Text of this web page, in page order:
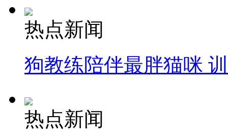
热点新闻
狗教练陪伴最胖猫咪
热点新闻